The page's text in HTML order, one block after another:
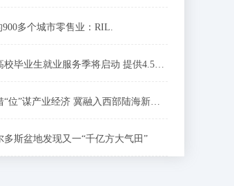
多个城市零售业：RIL.
北京地区高校毕业生就业服务季将启动 提供4.5万个岗位
甘肃定西借“位”谋产业经济 冀融入西部陆海新通道
多斯盆地发现又一“千亿方大气田”